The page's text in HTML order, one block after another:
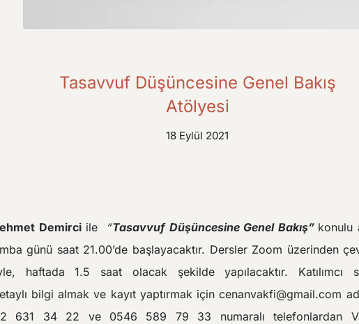
Tasavvuf Düşüncesine Genel Bakış
Atölyesi
18 Eylül 2021
Demirciile “Tasavvuf Düşüncesine Genel Bakış” konulu
günü saat 21.00’de başlayacaktır. Dersler Zoom üzerinden
haftada 1.5 saat olacak şekilde yapılacaktır. Katılımcı
bilgi almak ve kayıt yaptırmak için cenanvakfi@gmail.com
631 34 22 ve 0546 589 79 33 numaralı telefonlardan